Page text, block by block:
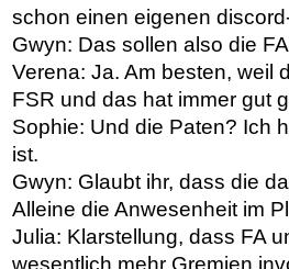
schon einen eigenen
Gwyn: Das sollen also die
Verena: Ja. Am besten, weil
FSR und das hat immer gut
Sophie: Und die Paten? Ich
ist.
Gwyn: Glaubt ihr, dass die
Alleine die Anwesenheit im
Julia: Klarstellung, dass FA
wesentlich mehr Gremien